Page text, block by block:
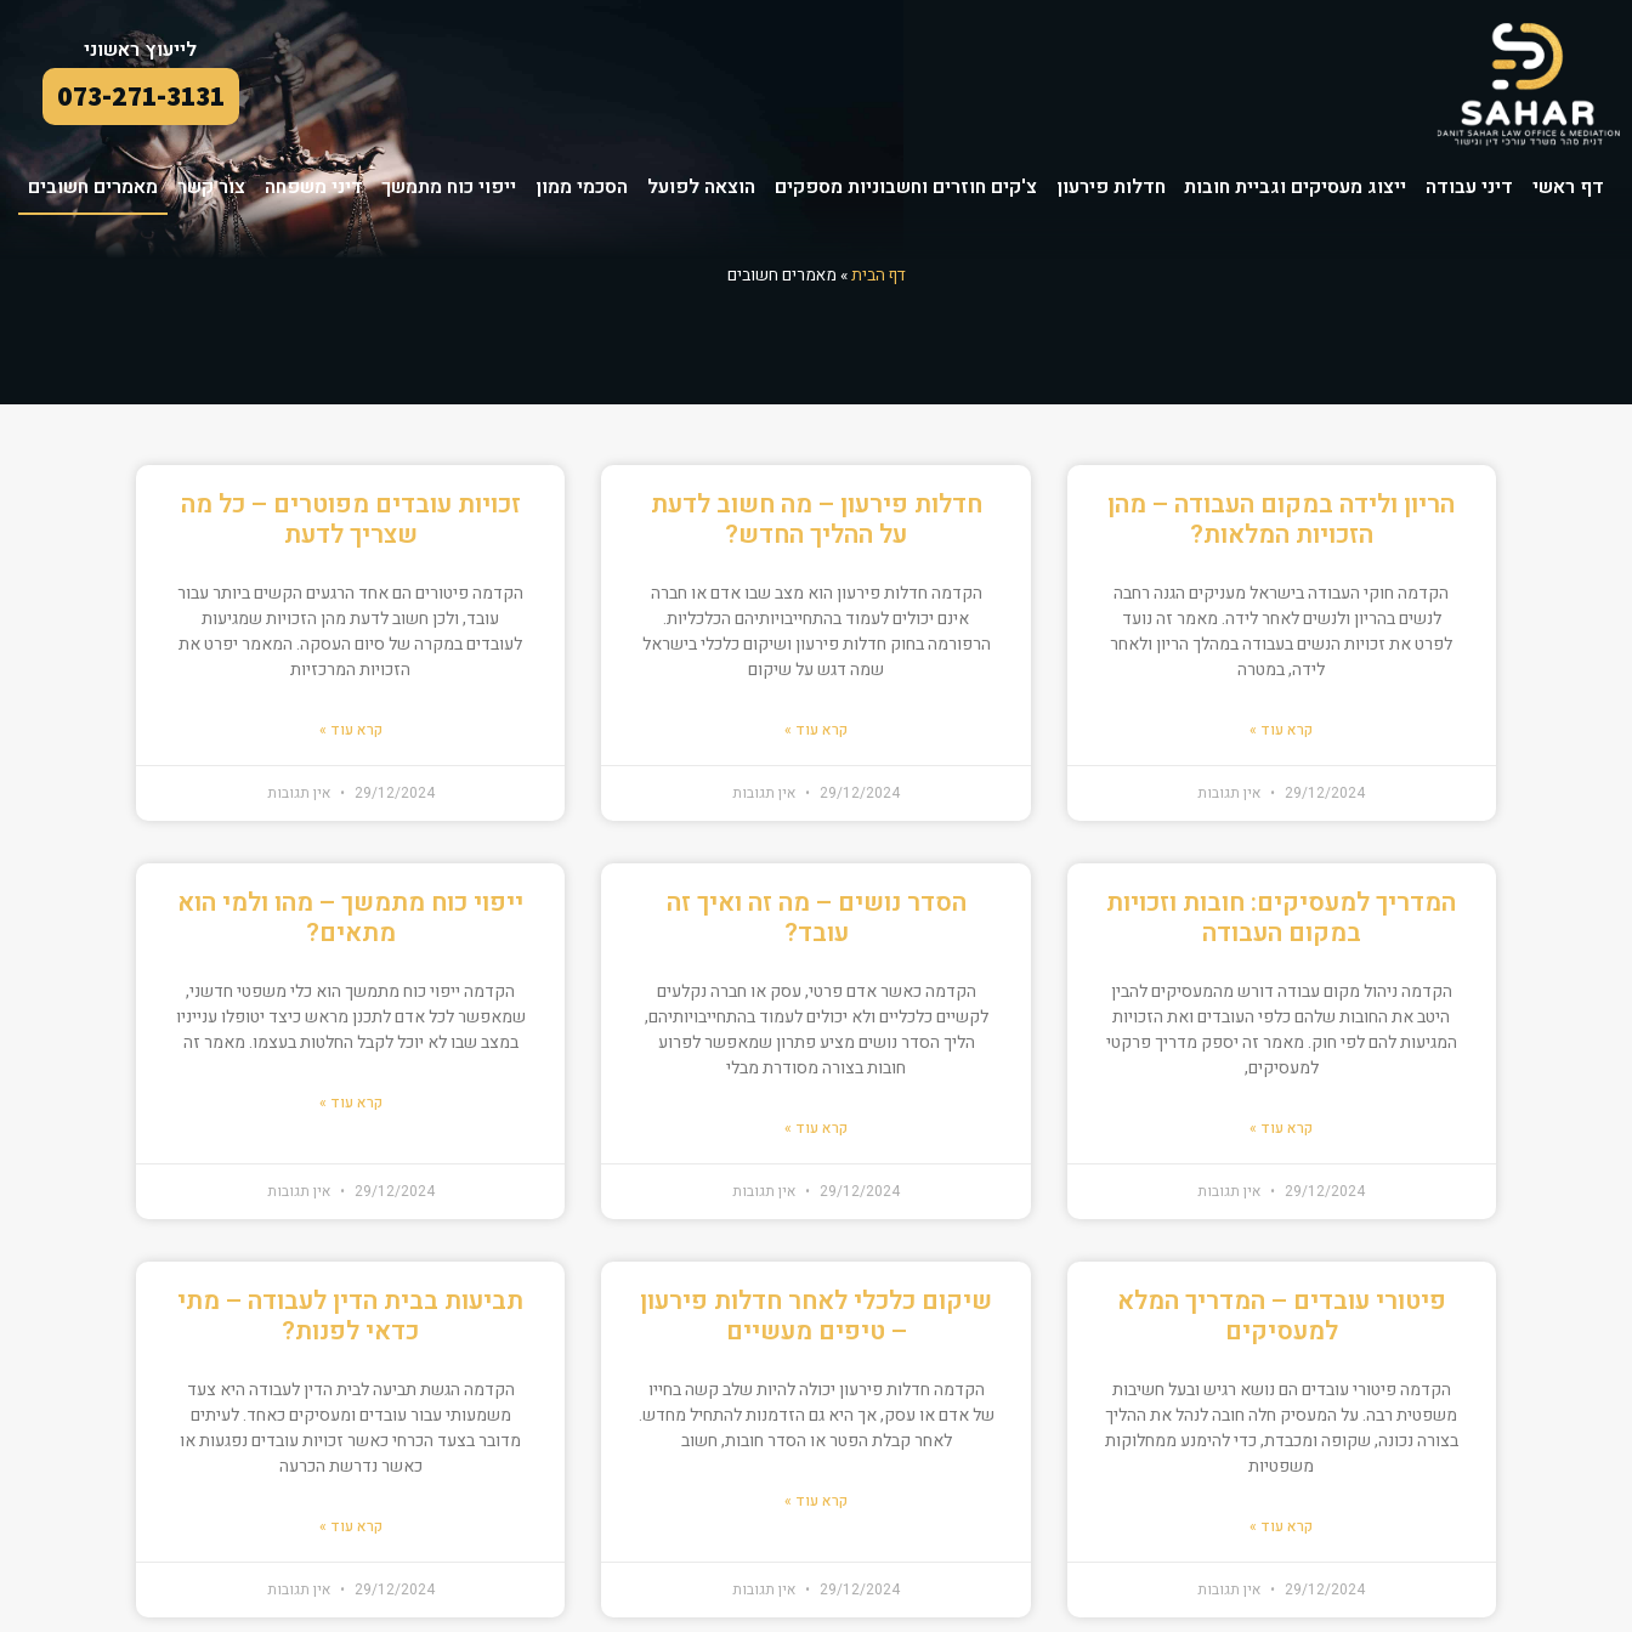
לייעוץ ראשוני
073-271-3131
דף ראשי דיני עבודה ייצוג מעסיקים וגביית חובות חדלות פירעון צ'קים חוזרים וחשבוניות מספקים הוצאה לפועל הסכמי ממון ייפוי כוח מתמשך דיני משפחה צור קשר מאמרים חשובים
דף הבית» מאמרים חשובים
הריון ולידה במקום העבודה – מהן
הזכויות המלאות?
הקדמה חוקי העבודה בישראל מעניקים הגנה רחבה
לנשים בהריון ולנשים לאחר לידה. מאמר זה נועד
לפרט את זכויות הנשים בעבודה במהלך הריון ולאחר
לידה, במטרה
קרא עוד »
29/12/2024 אין תגובות
חדלות פירעון – מה חשוב לדעת
על ההליך החדש?
הקדמה חדלות פירעון הוא מצב שבו אדם או חברה
אינם יכולים לעמוד בהתחייבויותיהם הכלכליות.
הרפורמה בחוק חדלות פירעון ושיקום כלכלי בישראל
שמה דגש על שיקום
קרא עוד »
29/12/2024 אין תגובות
זכויות עובדים מפוטרים – כל מה
שצריך לדעת
הקדמה פיטורים הם אחד הרגעים הקשים ביותר עבור
עובד, ולכן חשוב לדעת מהן הזכויות שמגיעות
לעובדים במקרה של סיום העסקה. המאמר יפרט את
הזכויות המרכזיות
קרא עוד »
29/12/2024 אין תגובות
המדריך למעסיקים: חובות וזכויות
במקום העבודה
הקדמה ניהול מקום עבודה דורש מהמעסיקים להבין
היטב את החובות שלהם כלפי העובדים ואת הזכויות
המגיעות להם לפי חוק. מאמר זה יספק מדריך פרקטי
למעסיקים,
קרא עוד »
29/12/2024 אין תגובות
הסדר נושים – מה זה ואיך זה
עובד?
הקדמה כאשר אדם פרטי, עסק או חברה נקלעים
לקשיים כלכליים ולא יכולים לעמוד בהתחייבויותיהם,
הליך הסדר נושים מציע פתרון שמאפשר לפרוע
חובות בצורה מסודרת מבלי
קרא עוד »
29/12/2024 אין תגובות
ייפוי כוח מתמשך – מהו ולמי הוא
מתאים?
הקדמה ייפוי כוח מתמשך הוא כלי משפטי חדשני,
שמאפשר לכל אדם לתכנן מראש כיצד יטופלו ענייניו
במצב שבו לא יוכל לקבל החלטות בעצמו. מאמר זה
קרא עוד »
29/12/2024 אין תגובות
פיטורי עובדים – המדריך המלא
למעסיקים
הקדמה פיטורי עובדים הם נושא רגיש ובעל חשיבות
משפטית רבה. על המעסיק חלה חובה לנהל את ההליך
בצורה נכונה, שקופה ומכבדת, כדי להימנע ממחלוקות
משפטיות
קרא עוד »
29/12/2024 אין תגובות
שיקום כלכלי לאחר חדלות פירעון
– טיפים מעשיים
הקדמה חדלות פירעון יכולה להיות שלב קשה בחייו
של אדם או עסק, אך היא גם הזדמנות להתחיל מחדש.
לאחר קבלת הפטר או הסדר חובות, חשוב
קרא עוד »
29/12/2024 אין תגובות
תביעות בבית הדין לעבודה – מתי
כדאי לפנות?
הקדמה הגשת תביעה לבית הדין לעבודה היא צעד
משמעותי עבור עובדים ומעסיקים כאחד. לעיתים
מדובר בצעד הכרחי כאשר זכויות עובדים נפגעות או
כאשר נדרשת הכרעה
קרא עוד »
29/12/2024 אין תגובות